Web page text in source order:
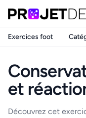
Exercices foot
et
Découvrez cet